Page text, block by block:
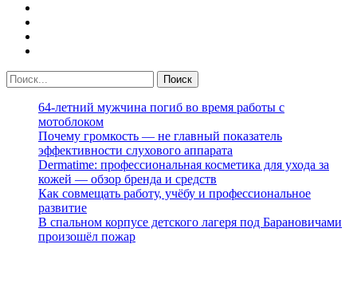
64-летний мужчина погиб во время работы с
мотоблоком
Почему громкость — не главный показатель
эффективности слухового аппарата
Dermatime: профессиональная косметика для ухода за
кожей — обзор бренда и средств
Как совмещать работу, учёбу и профессиональное
развитие
В спальном корпусе детского лагеря под Барановичами
произошёл пожар